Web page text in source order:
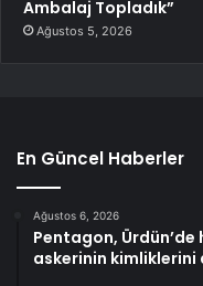
Ambalaj Topladık”
Ağustos 5, 2026
En Güncel Haberler
Ağustos 6, 2026
Pentagon, Ürdün’de
askerinin kimliklerini